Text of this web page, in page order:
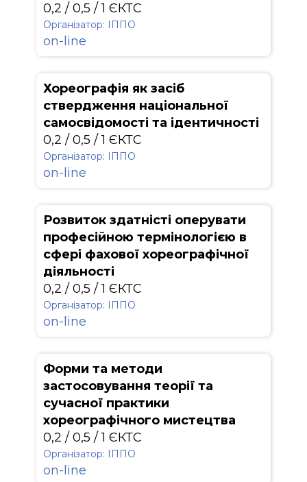
0,2 / 0,5 / 1 ЄКТС
Організатор: ІППО
on-line
Хореографія як засіб
ствердження національної
самосвідомості та ідентичності
0,2 / 0,5 / 1 ЄКТС
Організатор: ІППО
on-line
Розвиток здатністі оперувати
професійною термінологією в
сфері фахової хореографічної
діяльності
0,2 / 0,5 / 1 ЄКТС
Організатор: ІППО
on-line
Форми та методи
застосовування теорії та
сучасної практики
хореографічного мистецтва
0,2 / 0,5 / 1 ЄКТС
Організатор: ІППО
on-line